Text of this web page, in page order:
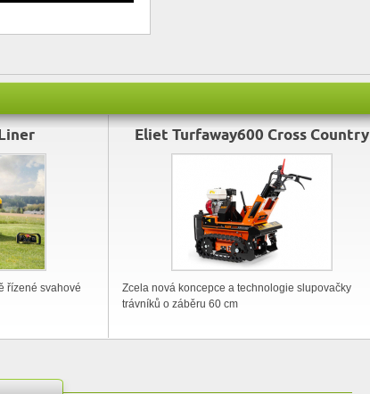
řízené svahové
Eliet Turfaway600 Cross Country
Zcela nová koncepce a technologie slupovačky
trávníků o záběru 60 cm